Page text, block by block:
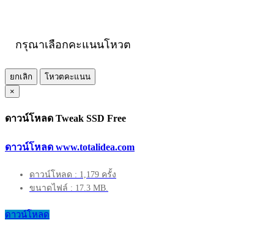
กรุณาเลือกคะแนนโหวต
ยกเลิก
โหวตคะแนน
×
ดาวน์โหลด Tweak SSD Free
ดาวน์โหลด www.totalidea.com
ดาวน์โหลด : 1,179 ครั้ง
ขนาดไฟล์ : 17.3 MB.
ดาวน์โหลด